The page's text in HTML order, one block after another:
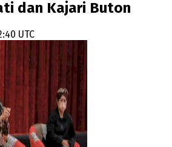
dan Kajari Buton
UTC